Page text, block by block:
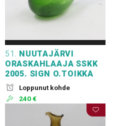
51. NUUTAJÄRVI
ORASKAHLAAJA SSKK
2005. SIGN O.TOIKKA
Loppunut kohde
240 €